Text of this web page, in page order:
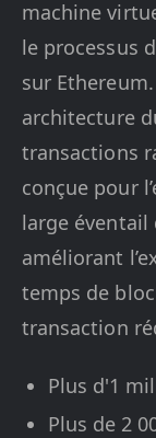
machine
le processus
sur Ethereum.
architecture
transactions
conçue pour
large éventail
améliorant
temps de
transaction
Plus d'1
Plus de 2